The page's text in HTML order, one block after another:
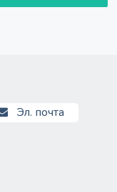
Эл. почта